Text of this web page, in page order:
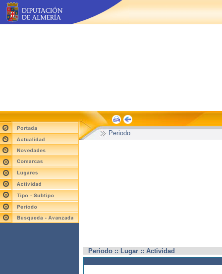
Periodo
Periodo :: Lugar :: Actividad